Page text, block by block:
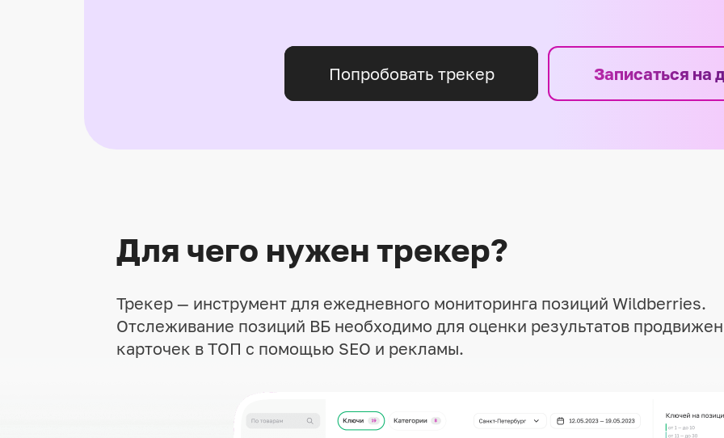
Попробовать трекер Записаться на
Для чего нужен трекер?
Трекер — инструмент для ежедневного мониторинга позиций Wildberries.
Отслеживание позиций ВБ необходимо для оценки результатов
карточек в ТОП с помощью SEO и рекламы.